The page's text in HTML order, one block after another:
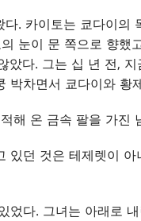
. 카이토는 쿄다이의
눈이 문 쪽으로 향했
았다. 그는 십 년 전,
박차면서 쿄다이와 황
해 온 금속 팔을 가진
있던 것은 테제렛이 아
었다. 그녀는 아래로